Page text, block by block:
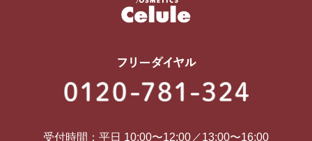
受付時間：平日 10:00〜12:00／13:00〜16:00